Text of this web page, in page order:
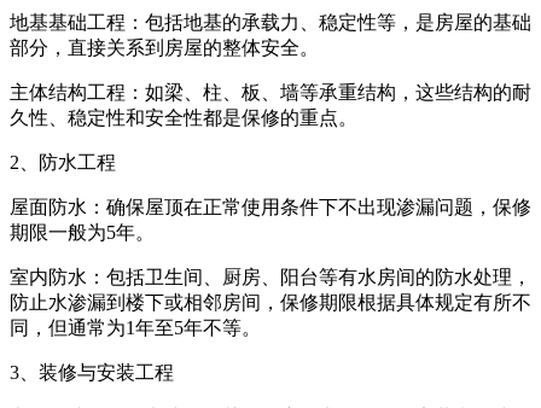
地基基础工程：包括地基的承载力、稳定性等，是房屋的基础
部分，直接关系到房屋的整体安全。
主体结构工程：如梁、柱、板、墙等承重结构，这些结构的耐
久性、稳定性和安全性都是保修的重点。
2、防水工程
屋面防水：确保屋顶在正常使用条件下不出现渗漏问题，保修
期限一般为5年。
室内防水：包括卫生间、厨房、阳台等有水房间的防水处理，
防止水渗漏到楼下或相邻房间，保修期限根据具体规定有所不
同，但通常为1年至5年不等。
3、装修与安装工程